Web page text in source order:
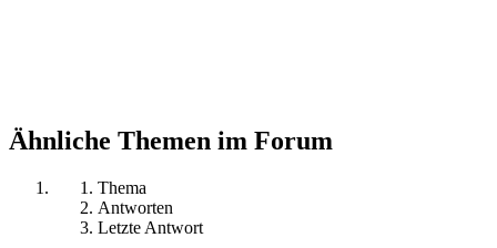
Ähnliche Themen im Forum
Thema
Antworten
Letzte Antwort